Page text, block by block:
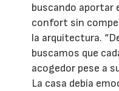
buscando aportar
confort sin
la arquitectura.
buscamos que
acogedor pese a
La casa debía